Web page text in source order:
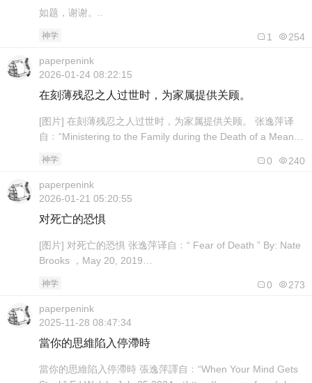
如题，谢谢。..
神学 1 254
paperpenink
2026-01-24 08:22:15
在刻薄残忍之人过世时，为家属提供关顾。
[图片] 在刻薄残忍之人过世时，为家属提供关顾。 张逸萍译
自﹕“Ministering to the Family during the Death of a Mean
（https://www.biblicalcounselingcoalition.org/20..
神学 0 240
paperpenink
2026-01-21 05:20:55
对死亡的恐惧
[图片] 对死亡的恐惧 张逸萍译自﹕“ Fear of Death ” By: Nate
Brooks ，May 20, 2019
/2019/05/20/fear-of-death/）
https://www.chinesebiblicalcounseling.ne..
神学 0 273
paperpenink
2025-11-28 08:47:34
當你的思維陷入停滯時
當你的思維陷入停滯時 張逸萍譯自﹕“When Your Mind Gets